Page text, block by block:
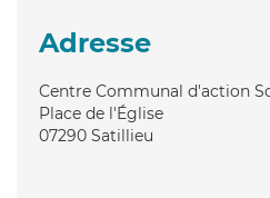
Adresse
Centre Communal d'action
Place de l'Église
07290 Satillieu